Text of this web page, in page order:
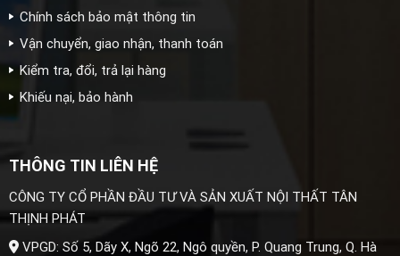
Chính sách bảo mật thông tin
Vận chuyển, giao nhận, thanh toán
Kiểm tra, đổi, trả lại hàng
Khiếu nại, bảo hành
THÔNG TIN LIÊN HỆ
CÔNG TY CỔ PHẦN ĐẦU TƯ VÀ SẢN XUẤT NỘI THẤT TÂN
THỊNH PHÁT
VPGD: Số 5, Dãy X, Ngõ 22, Ngô quyền, P. Quang Trung, Q. Hà